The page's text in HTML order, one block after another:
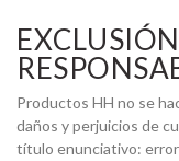
Productos HH no se
daños y perjuicios de
título enunciativo: